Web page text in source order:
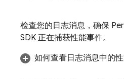
检查您的日志消息，确保
SDK 正在捕获性能事件。
如何查看日志消息中的